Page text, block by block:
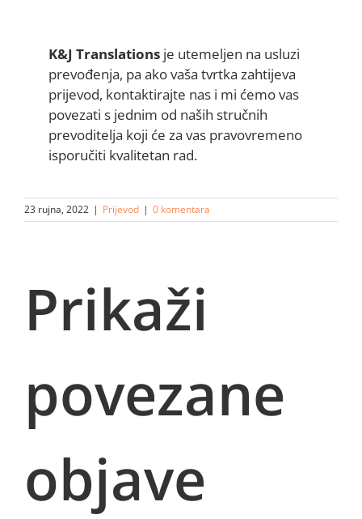
K&J Translations je utemeljen na usluzi
prevođenja, pa ako vaša tvrtka zahtijeva
prijevod, kontaktirajte nas i mi ćemo vas
povezati s jednim od naših stručnih
prevoditelja koji će za vas pravovremeno
isporučiti kvalitetan rad.
23 rujna, 2022 | Prijevod | 0 komentara
Prikaži
povezane
objave